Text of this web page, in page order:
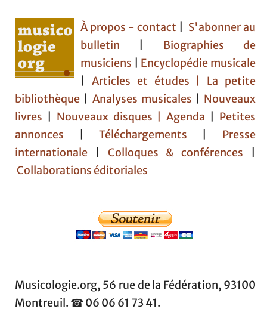
À propos - contact
S'abonner au
bulletin
Biographies de
musiciens
Encyclopédie musicale
|Articles et études | La petite
bibliothèque
Analyses musicales
Nouveaux
livres
Nouveaux disques |Agenda
Petites
annonces
Téléchargements
Presse
internationale
Colloques & conférences
Collaborations éditoriales
Musicologie.org, 56 rue de la Fédération, 93100
Montreuil. ☎ 06 06 61 73 41.